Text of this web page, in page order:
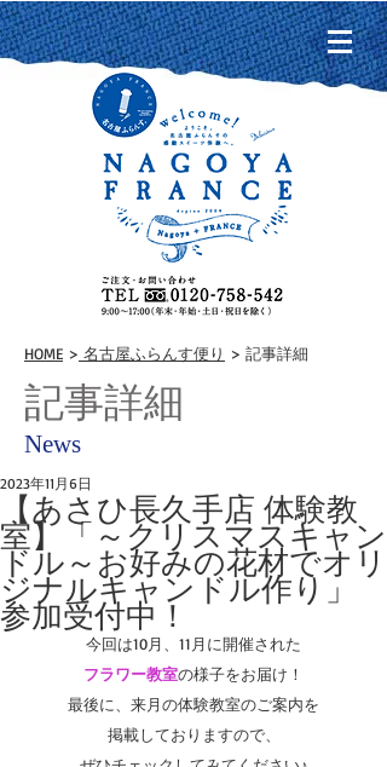
HOME > 名古屋ふらんす便り > 記事詳細
記事詳細
News
【あさひ長久手店 体験教
室】「～クリスマスキャン
ドル～お好みの花材でオリ
ジナルキャンドル作り」
参加受付中！
2023年11月6日
今回は10月、11月に開催された
フラワー教室の様子をお届け！
最後に、来月の体験教室のご案内を
掲載しておりますので、